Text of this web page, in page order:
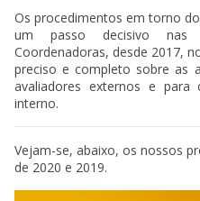
Os procedimentos em torno
um passo decisivo nas
Coordenadoras, desde 2017,
preciso e completo sobre as
avaliadores externos e
interno.
Vejam-se, abaixo, os nossos
de 2020 e 2019.